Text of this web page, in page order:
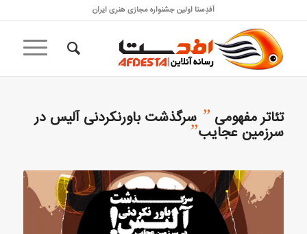
اَفدِستا اولین جشنواره مجازی هنری ایران
تئاتر مفهومی ” سرگذشت باورنکردنی آلیس در
سرزمین عجایب”